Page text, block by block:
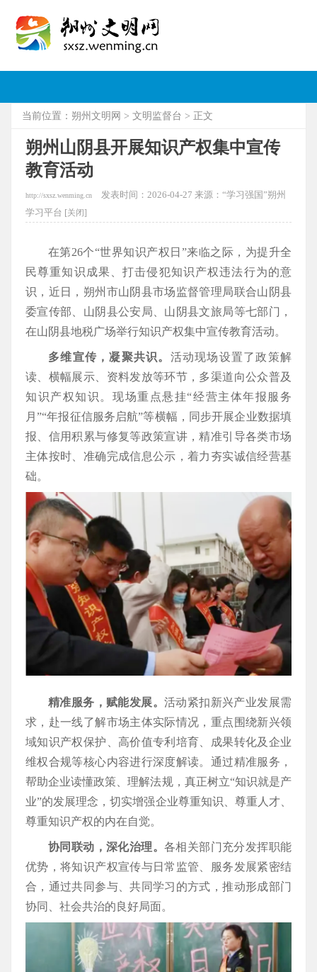
当前位置： 朔州文明网 > 文明监督台 > 正文
朔州山阴县开展知识产权集中宣传
教育活动
http://sxsz.wenming.cn
发表时间：2026-04-27 来源：“学习强国”朔州
学习平台 [关闭]
在第26个“世界知识产权日”来临之际，为提升全
民尊重知识成果、打击侵犯知识产权违法行为的意
识，近日，朔州市山阴县市场监督管理局联合山阴县
委宣传部、山阴县公安局、山阴县文旅局等七部门，
在山阴县地税广场举行知识产权集中宣传教育活动。
多维宣传，凝聚共识。 活动现场设置了政策解
读、横幅展示、资料发放等环节，多渠道向公众普及
知识产权知识。现场重点悬挂“经营主体年报服务
月”“年报征信服务启航”等横幅，同步开展企业数据填
报、信用积累与修复等政策宣讲，精准引导各类市场
主体按时、准确完成信息公示，着力夯实诚信经营基
础。
精准服务，赋能发展。 活动紧扣新兴产业发展需
求，赴一线了解市场主体实际情况，重点围绕新兴领
域知识产权保护、高价值专利培育、成果转化及企业
维权合规等核心内容进行深度解读。通过精准服务，
帮助企业读懂政策、理解法规，真正树立“知识就是产
业”的发展理念，切实增强企业尊重知识、尊重人才、
尊重知识产权的内在自觉。
协同联动，深化治理。 各相关部门充分发挥职能
优势，将知识产权宣传与日常监管、服务发展紧密结
合，通过共同参与、共同学习的方式，推动形成部门
协同、社会共治的良好局面。